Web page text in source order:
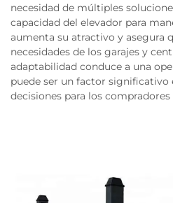
necesidad de múltiples
capacidad del elevador para
aumenta su atractivo y asegura
necesidades de los garajes y
adaptabilidad conduce a una
puede ser un factor significativo
decisiones para los compradores